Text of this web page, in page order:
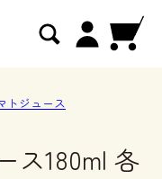
トジュース
ス180ml 各